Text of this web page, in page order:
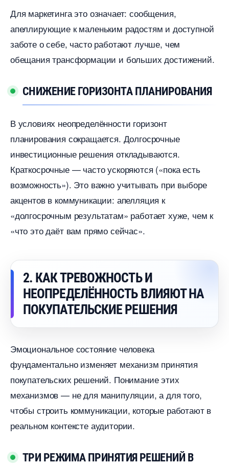
Для маркетинга это означает: сообщения,
апеллирующие к маленьким радостям и доступной
заботе о себе, часто работают лучше, чем
обещания трансформации и больших достижений.
СНИЖЕНИЕ ГОРИЗОНТА ПЛАНИРОВАНИЯ
условиях неопределённости горизонт
планирования сокращается. Долгосрочные
инвестиционные решения откладываются.
Краткосрочные — часто ускоряются («пока есть
озможность»). Это важно учитывать при выборе
акцентов в коммуникации: апелляция к
«долгосрочным результатам» работает хуже, чем к
«что это даёт вам прямо сейчас».
2. КАК ТРЕВОЖНОСТЬ И
НЕОПРЕДЕЛЁННОСТЬ ВЛИЯЮТ НА
ПОКУПАТЕЛЬСКИЕ РЕШЕНИЯ
Эмоциональное состояние человека
фундаментально изменяет механизм принятия
покупательских решений. Понимание этих
механизмов — не для манипуляции, а для того,
чтобы строить коммуникации, которые работают
реальном контексте аудитории.
ТРИ РЕЖИМА ПРИНЯТИЯ РЕШЕНИЙ